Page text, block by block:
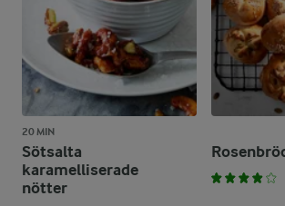
20 MIN
Sötsalta
karamelliserade
nötter